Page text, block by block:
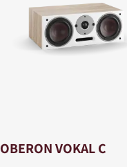
OBERON VOKAL C